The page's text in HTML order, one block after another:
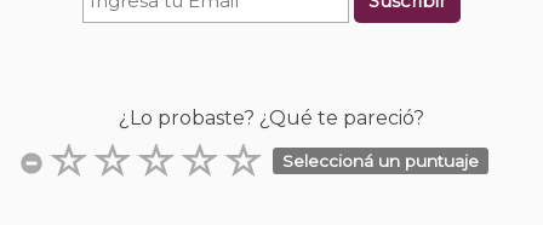
¿Lo probaste? ¿Qué te pareció?
Seleccioná un puntuaje